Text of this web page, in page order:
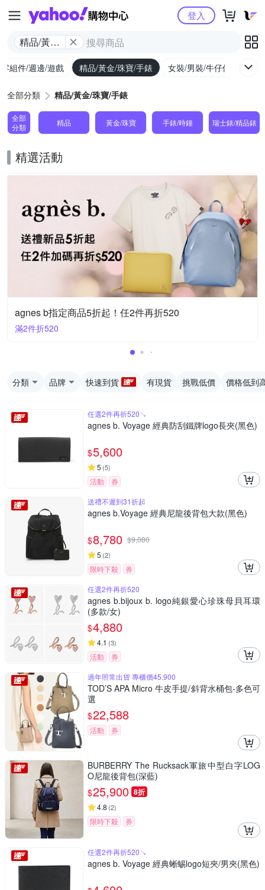
Yahoo購物中心
精品/黃金/
登入
組件/週邊/遊戲 精品/黃金/珠寶/手錶 女裝/男裝/牛仔休閒
全部分類 精品/黃金/珠寶/手錶
全部
分類
精品 黃金/珠寶 手錶/時鐘 瑞士錶/精品錶
精選活動
agnes b指定商品5折起！任2件再折520
滿2件折520
分類 品牌 快速到貨 有現貨 挑戰低價 價格低到
任選2件再折520↘
agnes b. Voyage 經典防刮鐵牌logo長夾(黑色)
$5,600
5 (5)
活動
券
送禮不遲到31折起
agnes b.Voyage 經典尼龍後背包大款(黑色)
$8,780 $9,080
5 (2)
限時下殺
券
任選2件再折520
agnes b.bijoux b. logo純銀愛心珍珠母貝耳環
(多款/女)
$4,880
4.1 (3)
活動
券
過年照常出貨 專櫃價45,900
TOD’S APA Micro 牛皮手提/斜背水桶包-多色可
選
$22,588
活動 券
BURBERRY The Rucksack軍旅中型白字LOG
O尼龍後背包(深藍)
$25,900 8折
4.8 (2)
限時下殺 券
任選2件再折520↘
agnes b. Voyage 經典蜥蜴logo短夾/男夾(黑色)